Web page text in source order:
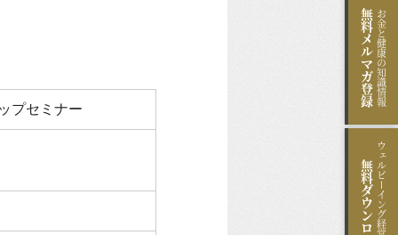
プセミナー
お金と健康の知識情報
無料
メルマガ登録
無料